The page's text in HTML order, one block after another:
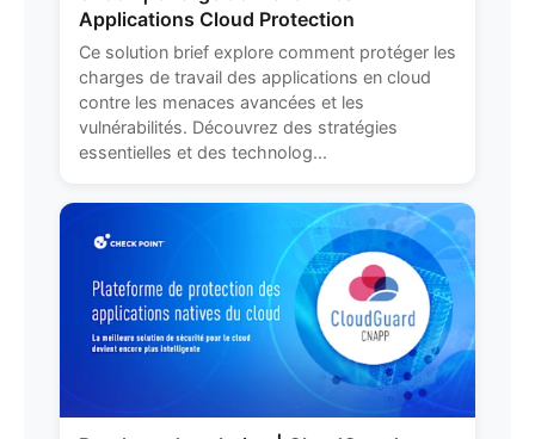
Applications Cloud Protection
Ce solution brief explore comment protéger les
charges de travail des applications en cloud
contre les menaces avancées et les
vulnérabilités. Découvrez des stratégies
essentielles et des technolog...